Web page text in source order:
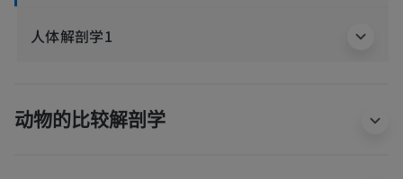
人体解剖学1
动物的比较解剖学